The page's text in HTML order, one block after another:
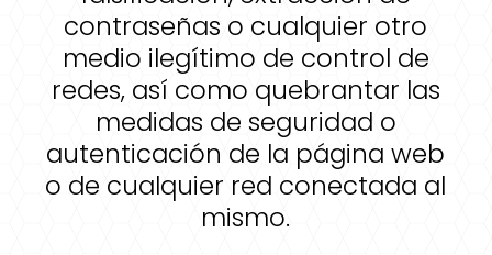
contraseñas o cualquier otro
medio ilegítimo de control de
redes, así como quebrantar las
medidas de seguridad o
autenticación de la página web
o de cualquier red conectada al
mismo.